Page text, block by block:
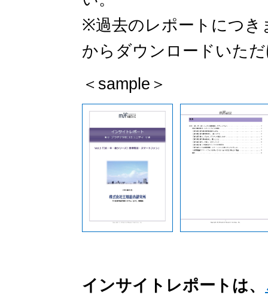
※過去のレポートにつき
からダウンロードいた
＜sample＞
インサイトレポートは、